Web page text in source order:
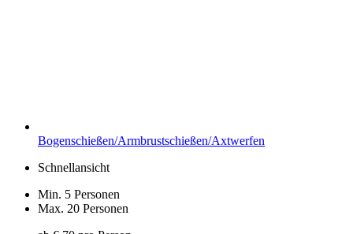
Bogenschießen/Armbrustschießen/Axtwerfen
Schnellansicht
Min. 5 Personen
Max. 20 Personen